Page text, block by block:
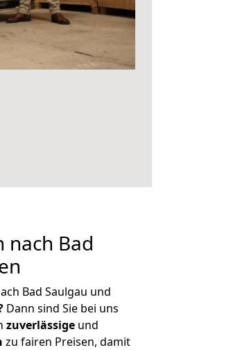
nach Bad
Bad Saulgau und
Dann sind Sie bei uns
zuverlässige und
zu fairen Preisen, damit